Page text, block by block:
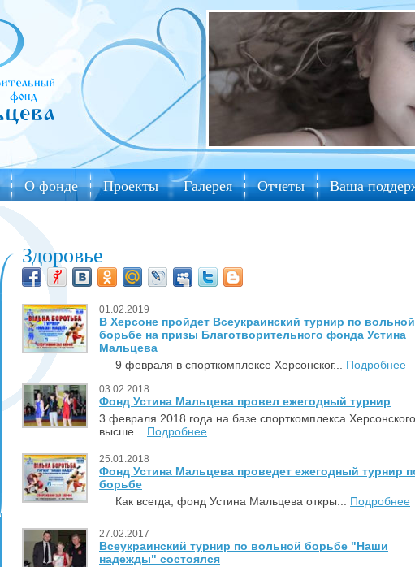
О фонде Проекты Галерея Отчеты Ваша
Здоровье
01.02.2019
В Херсоне пройдет Всеукраинский турнир по вольной
борьбе на призы Благотворительного фонда Устина
Мальцева
9 февраля в спорткомплексе Херсонског... Подробнее
03.02.2018
Фонд Устина Мальцева провел ежегодный турнир
3 февраля 2018 года на базе спорткомплекса Херсонского
высше... Подробнее
25.01.2018
Фонд Устина Мальцева проведет ежегодный турнир
борьбе
Как всегда, фонд Устина Мальцева откры... Подробнее
27.02.2017
Всеукраинский турнир по вольной борьбе "Наши
надежды" состоялся